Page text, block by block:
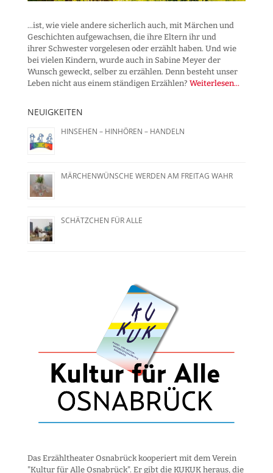
...ist, wie viele andere sicherlich auch, mit Märchen und
Geschichten aufgewachsen, die ihre Eltern ihr und
ihrer Schwester vorgelesen oder erzählt haben. Und wie
bei vielen Kindern, wurde auch in Sabine Meyer der
Wunsch geweckt, selber zu erzählen. Denn besteht unser
Leben nicht aus einem ständigen Erzählen? Weiterlesen...
NEUIGKEITEN
HINSEHEN – HINHÖREN – HANDELN
MÄRCHENWÜNSCHE WERDEN AM FREITAG WAHR
SCHÄTZCHEN FÜR ALLE
Das Erzähltheater Osnabrück kooperiert mit dem Verein
"Kultur für Alle Osnabrück". Er gibt die KUKUK heraus, die